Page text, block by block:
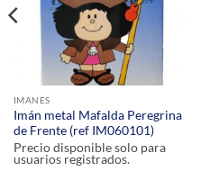
IMANES
Imán metal Mafalda Peregrina
de Frente (ref IM060101)
Precio disponible solo para
usuarios registrados.